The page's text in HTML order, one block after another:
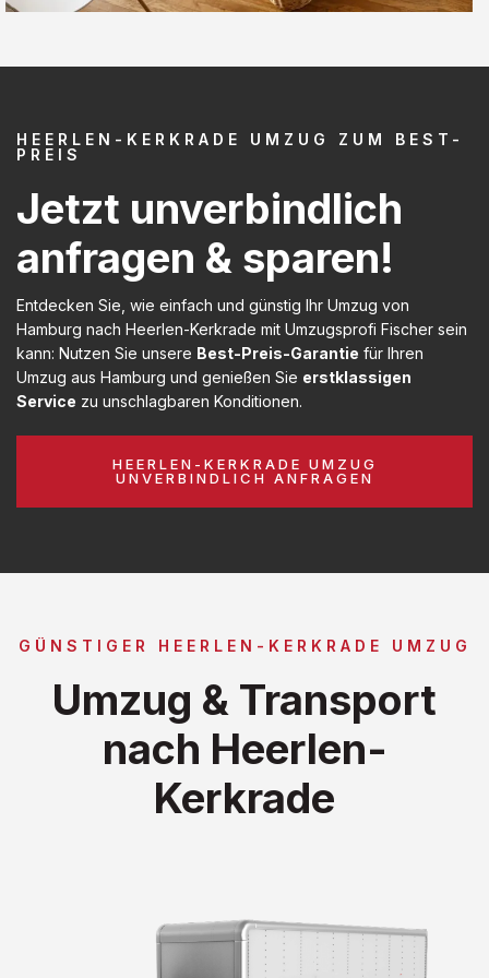
HEERLEN-KERKRADE UMZUG ZUM BEST-
PREIS
Jetzt unverbindlich
anfragen & sparen!
Entdecken Sie, wie einfach und günstig Ihr Umzug von
Hamburg nach Heerlen-Kerkrade mit Umzugsprofi Fischer sein
kann: Nutzen Sie unsere Best-Preis-Garantie für Ihren
Umzug aus Hamburg und genießen Sie erstklassigen
Service zu unschlagbaren Konditionen.
HEERLEN-KERKRADE UMZUG
UNVERBINDLICH ANFRAGEN
GÜNSTIGER HEERLEN-KERKRADE UMZUG
Umzug & Transport
nach Heerlen-
Kerkrade